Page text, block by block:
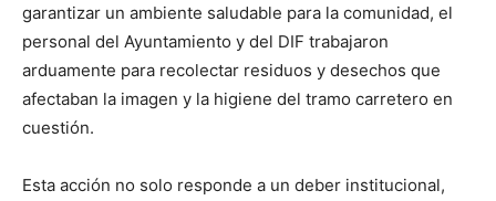
garantizar un ambiente saludable para la comunidad, el
personal del Ayuntamiento y del DIF trabajaron
arduamente para recolectar residuos y desechos que
afectaban la imagen y la higiene del tramo carretero en
cuestión.
Esta acción no solo responde a un deber institucional,